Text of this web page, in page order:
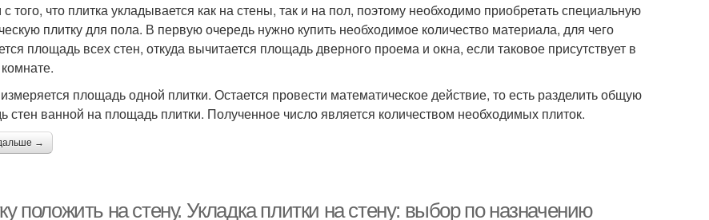
того, что плитка укладывается как на стены, так и на пол, поэтому необходимо приобретать специальную
плитку для пола. В первую очередь нужно купить необходимое количество материала, для чего
площадь всех стен, откуда вычитается площадь дверного проема и окна, если таковое присутствует в
площадь одной плитки. Остается провести математическое действие, то есть разделить общую
стен ванной на площадь плитки. Полученное число является количеством необходимых плиток.
→
положить на стену. Укладка плитки на стену: выбор по назначению